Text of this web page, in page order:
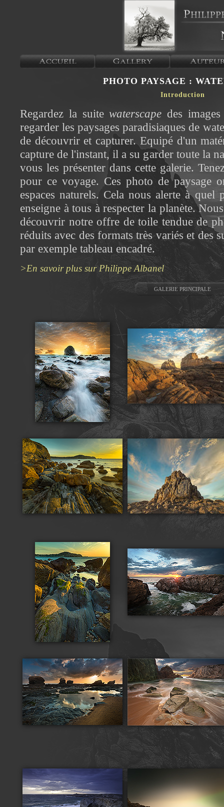
PHOTO PAYSAGE :
Introduction
Regardez la suitewaterscape des
regarder les paysages paradisiaques de
de découvrir et capturer. Equipé d'un
capture de l'instant, il a su garder toute la
vous les présenter dans cette galerie.
pour ce voyage. Ces photo de paysage
espaces naturels. Cela nous alerte à quel
enseigne à tous à respecter la planète.
découvrir notre offre de toile tendue de
réduits avec des formats très variés et des
par exemple tableau encadré.
>En savoir plus sur Philippe Albanel
GALERIE PRINCIPALE